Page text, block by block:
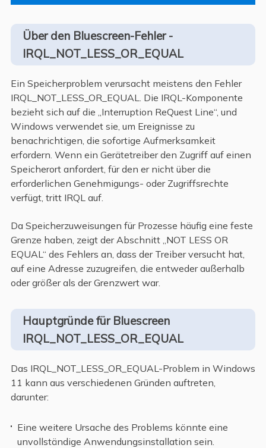
Über den Bluescreen-Fehler -
IRQL_NOT_LESS_OR_EQUAL
Ein Speicherproblem verursacht meistens den Fehler
IRQL_NOT_LESS_OR_EQUAL. Die IRQL-Komponente
bezieht sich auf die „Interruption ReQuest Line“, und
Windows verwendet sie, um Ereignisse zu
benachrichtigen, die sofortige Aufmerksamkeit
erfordern. Wenn ein Gerätetreiber den Zugriff auf einen
Speicherort anfordert, für den er nicht über die
erforderlichen Genehmigungs- oder Zugriffsrechte
verfügt, tritt IRQL auf.
Da Speicherzuweisungen für Prozesse häufig eine feste
Grenze haben, zeigt der Abschnitt „NOT LESS OR
EQUAL“ des Fehlers an, dass der Treiber versucht hat,
auf eine Adresse zuzugreifen, die entweder außerhalb
oder größer als der Grenzwert war.
Hauptgründe für Bluescreen
IRQL_NOT_LESS_OR_EQUAL
Das IRQL_NOT_LESS_OR_EQUAL-Problem in Windows
11 kann aus verschiedenen Gründen auftreten,
darunter:
Eine weitere Ursache des Problems könnte eine
unvollständige Anwendungsinstallation sein.